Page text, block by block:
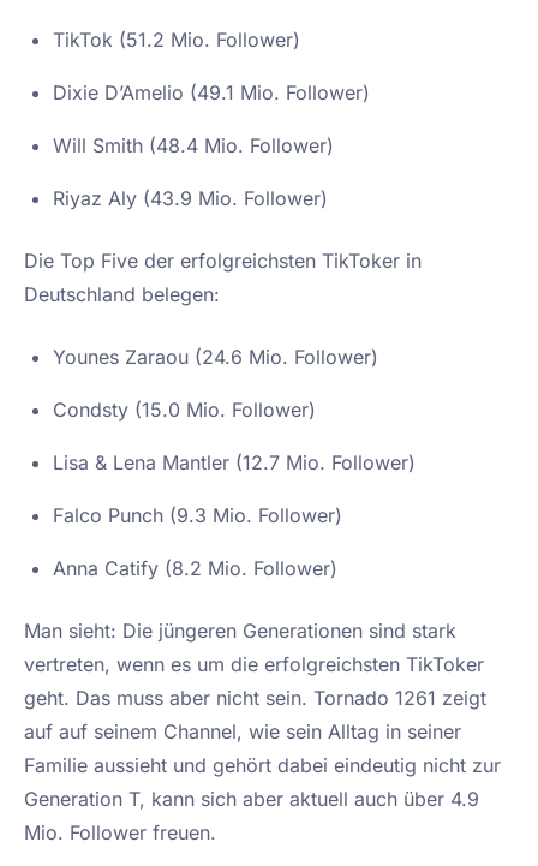
TikTok (51.2 Mio. Follower)
Dixie D’Amelio (49.1 Mio. Follower)
Will Smith (48.4 Mio. Follower)
Riyaz Aly (43.9 Mio. Follower)
Die Top Five der erfolgreichsten TikToker in
Deutschland belegen:
Younes Zaraou (24.6 Mio. Follower)
Condsty (15.0 Mio. Follower)
Lisa & Lena Mantler (12.7 Mio. Follower)
Falco Punch (9.3 Mio. Follower)
Anna Catify (8.2 Mio. Follower)
Man sieht: Die jüngeren Generationen sind stark
vertreten, wenn es um die erfolgreichsten TikToker
geht. Das muss aber nicht sein. Tornado 1261 zeigt
auf auf seinem Channel, wie sein Alltag in seiner
Familie aussieht und gehört dabei eindeutig nicht zur
Generation T, kann sich aber aktuell auch über 4.9
Mio. Follower freuen.